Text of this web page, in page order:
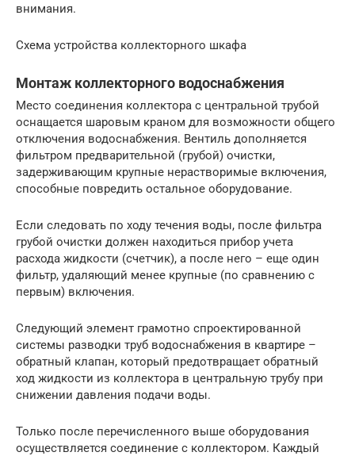
внимания.
Схема устройства коллекторного шкафа
Монтаж коллекторного водоснабжения
Место соединения коллектора с центральной трубой
оснащается шаровым краном для возможности общего
отключения водоснабжения. Вентиль дополняется
фильтром предварительной (грубой) очистки,
задерживающим крупные нерастворимые включения,
способные повредить остальное оборудование.
Если следовать по ходу течения воды, после фильтра
грубой очистки должен находиться прибор учета
расхода жидкости (счетчик), а после него – еще один
фильтр, удаляющий менее крупные (по сравнению с
первым) включения.
Следующий элемент грамотно спроектированной
системы разводки труб водоснабжения в квартире –
обратный клапан, который предотвращает обратный
ход жидкости из коллектора в центральную трубу при
снижении давления подачи воды.
Только после перечисленного выше оборудования
осуществляется соединение с коллектором. Каждый